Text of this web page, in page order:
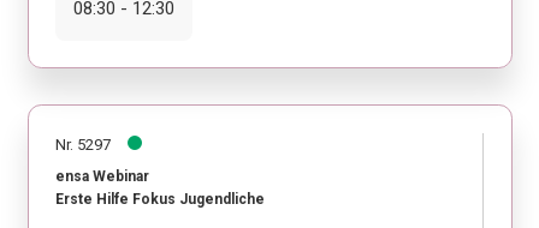
08:30 - 12:30
Nr. 5297
ensa Webinar
Erste Hilfe Fokus Jugendliche